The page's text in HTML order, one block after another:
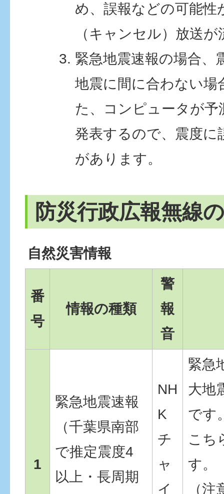
め、誤報などの可能性
（キャンセル）放送
緊急地震速報の場合、
地震に間に合わない場
た、コンピュータが
発表するので、震度に
があります。
防災行政広報無線
自然災害情報
番
号
情報の種類
警
報
音
1
緊急地震速報
（千葉県南部
で推定震度4
以上・長周期
NH
K
チ
ャ
イ
緊急
大地
です
こち
す。
（